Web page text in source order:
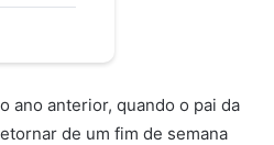
ano anterior, quando o pai da
de um fim de semana